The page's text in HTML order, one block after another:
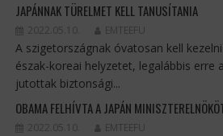
JAPÁNNAK TÜRELMET KELL TANUSÍTANIA
2022.05.10. EMTEEFU
A szigetországnak óvatosan kell
észak-koreai helyzetet, legalábbis erre
jutottak biztonsági...
OBAMA FELHÍVTA A JAPÁN
2022.05.10. EMTEEFU